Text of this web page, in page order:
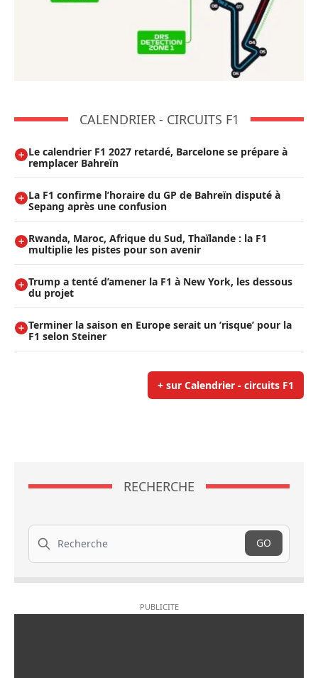
CALENDRIER - CIRCUITS F1
Le calendrier F1 2027 retardé, Barcelone se prépare à
remplacer Bahreïn
La F1 confirme l’horaire du GP de Bahreïn disputé à
Sepang après une confusion
Rwanda, Maroc, Afrique du Sud, Thaïlande : la F1
multiplie les pistes pour son avenir
Trump a tenté d’amener la F1 à New York, les dessous
du projet
Terminer la saison en Europe serait un ’risque’ pour la
F1 selon Steiner
+ sur Calendrier - circuits F1
RECHERCHE
Recherche
GO